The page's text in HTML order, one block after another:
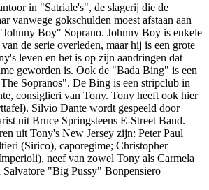
in "Satriale's", de slagerij die de
vanwege gokschulden moest afstaan aan
Boy" Soprano. Johnny Boy is enkele
de serie overleden, maar hij is een grote
leven en het is op zijn aandringen dat
geworden is. Ook de "Bada Bing" is een
Sopranos". De Bing is een stripclub in
consiglieri van Tony. Tony heeft ook hier
Silvio Dante wordt gespeeld door
uit Bruce Springsteens E-Street Band.
uit Tony's New Jersey zijn: Peter Paul
(Sirico), caporegime; Christopher
neef van zowel Tony als Carmela
Salvatore "Big Pussy" Bonpensiero